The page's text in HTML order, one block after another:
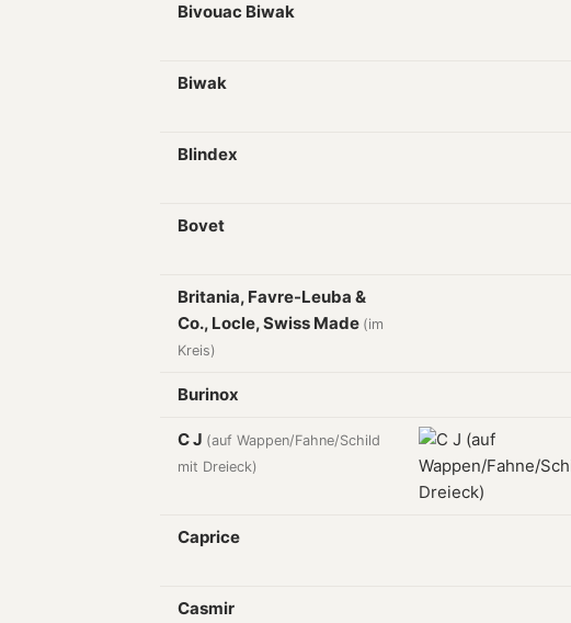
Bivouac Biwak
Biwak
Blindex
Bovet
Britania, Favre-Leuba &
Co., Locle, Swiss Made (im
Kreis)
Burinox
C J (auf Wappen/Fahne/Schild
mit Dreieck)
Caprice
Casmir